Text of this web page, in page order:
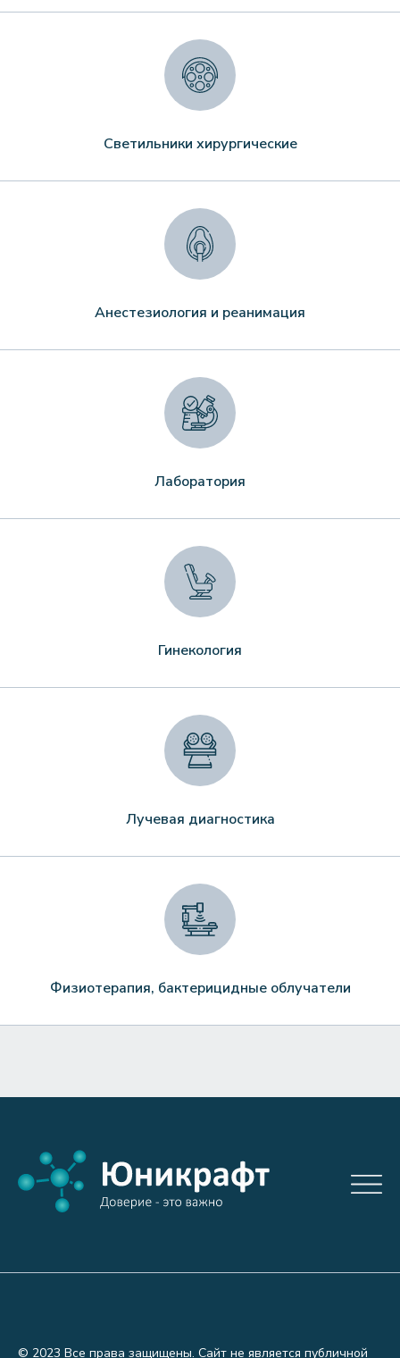
Светильники хирургические
Анестезиология и реанимация
Лаборатория
Гинекология
Лучевая диагностика
Физиотерапия, бактерицидные облучатели
© 2023 Все права защищены. Сайт не является публичной